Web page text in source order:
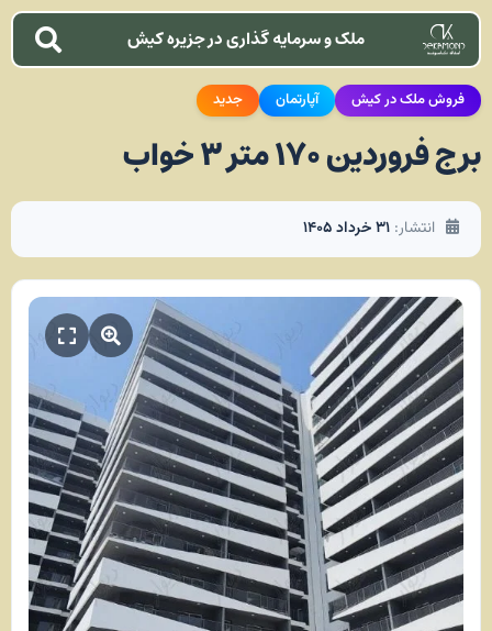
ملک و سرمایه گذاری در جزیره کیش
فروش ملک در کیش آپارتمان جدید
برج فروردین ۱۷۰ متر ۳ خواب
انتشار: ۳۱ خرداد ۱۴۰۵